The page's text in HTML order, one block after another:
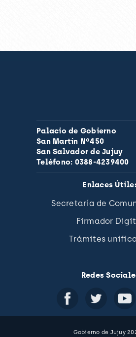
Palacio de Gobierno
San Martín Nº450
San Salvador de Jujuy
Teléfono: 0388-4239400
Enlaces
Secretaría de
Firmador
Trámites
Redes
Gobierno de Jujuy